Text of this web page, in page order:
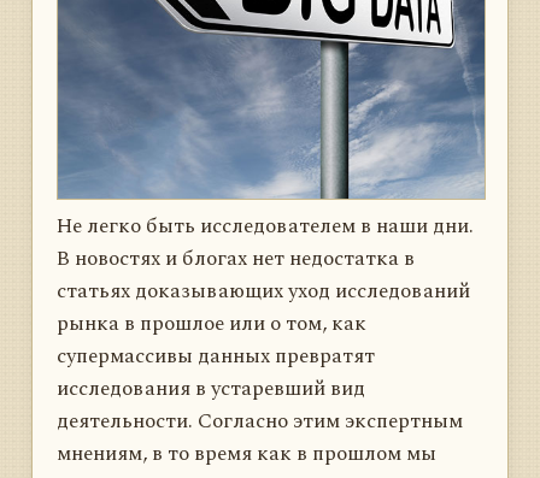
Не легко быть исследователем в наши дни.
В новостях и блогах нет недостатка в
статьях доказывающих уход исследований
рынка в прошлое или о том, как
супермассивы данных превратят
исследования в устаревший вид
деятельности. Согласно этим экспертным
мнениям, в то время как в прошлом мы